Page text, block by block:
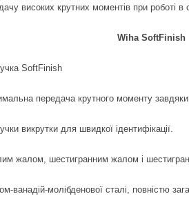
високих крутних моментів при роботі в
Wiha SoftFinish
SoftFinish
передача крутного моменту
викрутки для швидкої ідентифікації.
жалом, шестигранним жалом і
ванадій-молібденової сталі, повністю